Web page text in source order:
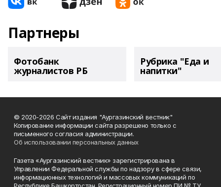
Партнеры
Фотобанк
журналистов РБ
Рубрика "Еда и
напитки"
© 2020-2026 Сайт издания "Аургазинский вестник"
Копирование информации сайта разрешено только с
письменного согласия администрации.
Об использовании персональных данных
Газета «Аургазинский вестник» зарегистрирована в
Управлении Федеральной службы по надзору в сфере связи,
информационных технологий и массовых коммуникаций по